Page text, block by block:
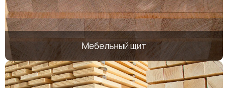
Мебельный щит